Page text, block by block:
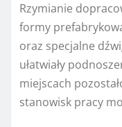
Rzymianie
formy
oraz specjalne
ułatwiały
miejscach
stanowisk pracy